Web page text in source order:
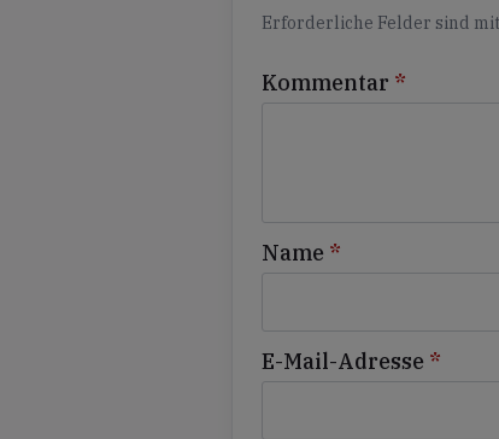
Erforderliche Felder sind mit
Kommentar *
Name *
E-Mail-Adresse *